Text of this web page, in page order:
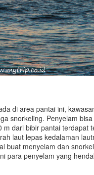
di area pantai ini,
snorkeling. Penyelam
dari bibir pantai terdapat
laut lepas kedalaman
buat menyelam dan
para penyelam yang